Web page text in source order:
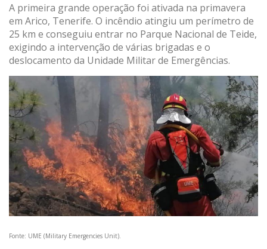
A primeira grande operação foi ativada na primavera
em Arico, Tenerife. O incêndio atingiu um perímetro de
25 km e conseguiu entrar no Parque Nacional de Teide,
exigindo a intervenção de várias brigadas e o
deslocamento da Unidade Militar de Emergências.
Fonte: UME (Military Emergencies Unit).